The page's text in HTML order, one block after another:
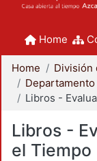
Home
Home
Libros -
el Tiempo